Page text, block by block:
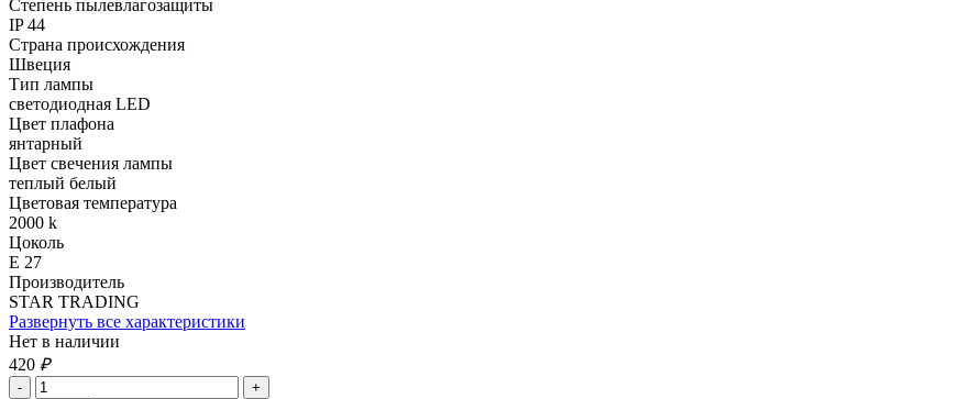
Степень пылевлагозащиты
IP 44
Страна происхождения
Швеция
Тип лампы
светодиодная LED
Цвет плафона
янтарный
Цвет свечения лампы
теплый белый
Цветовая температура
2000 k
Цоколь
Е 27
Производитель
STAR TRADING
Развернуть все характеристики
Нет в наличии
420 ₽